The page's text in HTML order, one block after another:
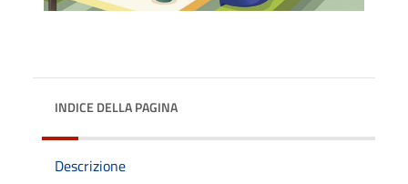
INDICE DELLA PAGINA
Descrizione